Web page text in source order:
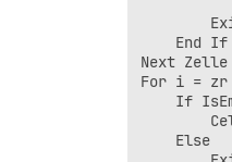
    End If
Next Zelle
For i = zr
If
    Else